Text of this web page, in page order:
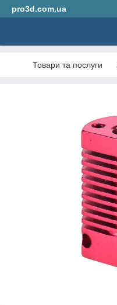
pro3d.com.ua
Товари та послуги